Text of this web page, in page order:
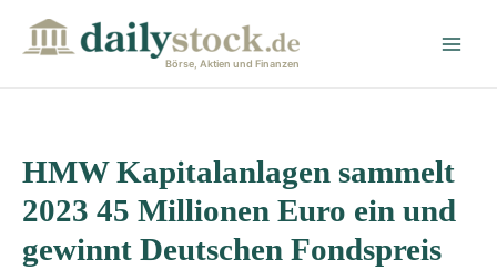
Börse, Aktien und Finanzen
HMW Kapitalanlagen sammelt
2023 45 Millionen Euro ein und
gewinnt Deutschen Fondspreis